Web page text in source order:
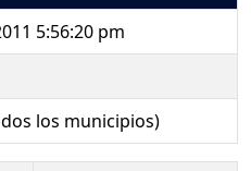
5:56:20 pm
los municipios)